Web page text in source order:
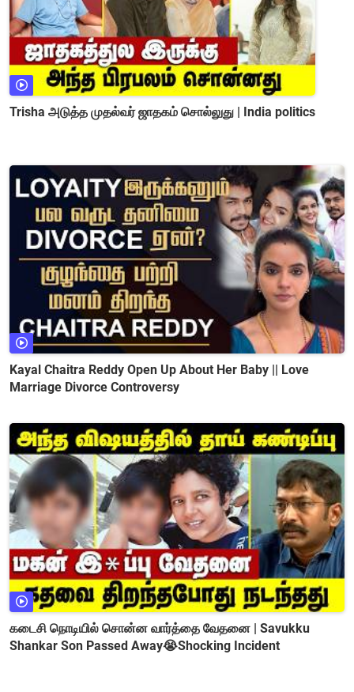
Trisha அடுத்த முதல்வர் ஜாதகம் சொல்லுது | India politics
Kayal Chaitra Reddy Open Up About Her Baby || Love
Marriage Divorce Controversy
கடைசி நொடியில் சொன்ன வார்த்தை வேதனை | Savukku
Shankar Son Passed Away😭Shocking Incident